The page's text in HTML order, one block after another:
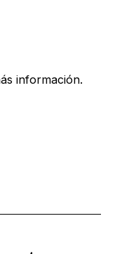
información.